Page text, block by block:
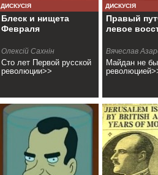
ДИСКУСІЯ
Блеск и нищета
Февраля
Олексiй Сахнiн
Сто лет Первой русской
революции>>
ДИСКУСІЯ
Правый
левое
Вячеслав
Майдан не